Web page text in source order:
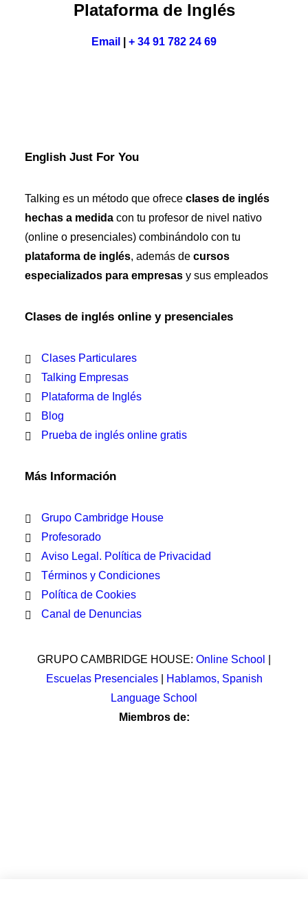
Plataforma de Inglés
Email + 34 91 782 24 69
English Just For You
Talking es un método que ofrece clases de inglés
hechas a medida con tu profesor de nivel nativo
(online o presenciales) combinándolo con tu
plataforma de inglés, además de cursos
especializados para empresas y sus empleados
Clases de inglés online y presenciales
Clases Particulares
Talking Empresas
Plataforma de Inglés
Blog
Prueba de inglés online gratis
Más Información
Grupo Cambridge House
Profesorado
Aviso Legal. Política de Privacidad
Términos y Condiciones
Política de Cookies
Canal de Denuncias
GRUPO CAMBRIDGE HOUSE: Online School
Escuelas Presenciales|
Hablamos, Spanish
Language School
Miembros de: